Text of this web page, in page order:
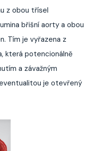
z obou třísel
břišní aorty a obou
Tím je vyřazena z
která potencionálně
a závažným
je otevřený